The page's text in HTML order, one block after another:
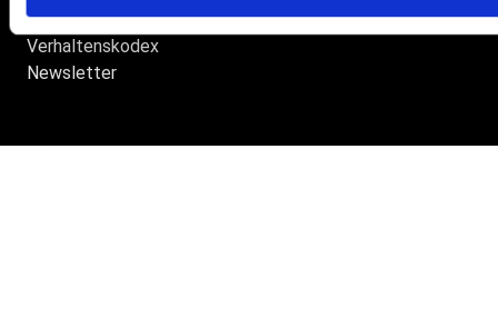
Hinweisgebersystem
Verhaltenskodex
Newsletter